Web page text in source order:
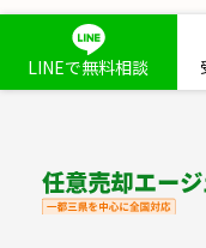
LINEで無料相談